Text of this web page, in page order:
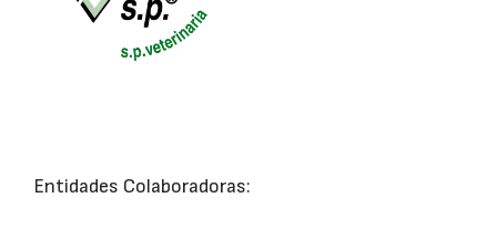
Entidades Colaboradoras: